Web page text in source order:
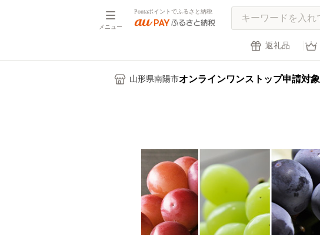
メニュー
Pontaポイントでふるさと納税
返礼品
山形県南陽市オンラインワンストップ申請対象